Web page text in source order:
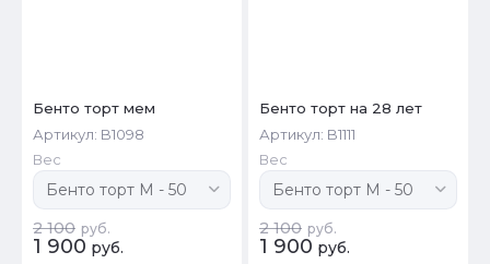
Бенто торт мем
Артикул: B1098
Вес
2 100 руб.
1 900 руб.
Бенто торт на 28 лет
Артикул: B1111
Вес
2 100 руб.
1 900 руб.